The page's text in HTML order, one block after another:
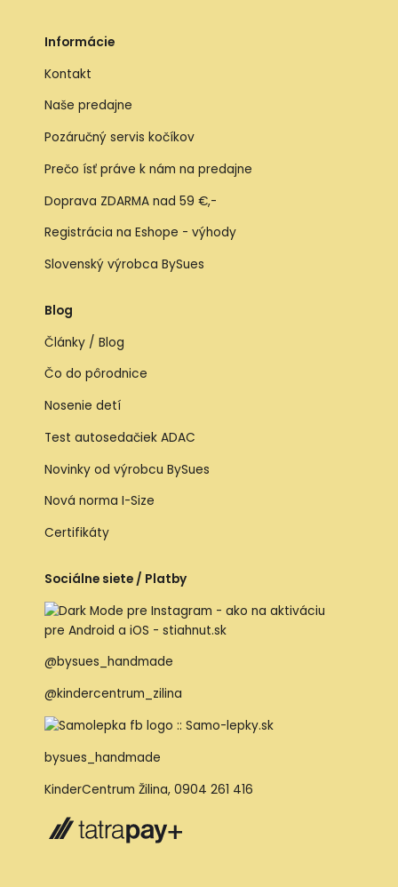
Informácie
Kontakt
Naše predajne
Pozáručný servis kočíkov
Prečo ísť práve k nám na predajne
Doprava ZDARMA nad 59 €,-
Registrácia na Eshope - výhody
Slovenský výrobca BySues
Blog
Články / Blog
Čo do pôrodnice
Nosenie detí
Test autosedačiek ADAC
Novinky od výrobcu BySues
Nová norma I-Size
Certifikáty
Sociálne siete / Platby
@bysues_handmade
@kindercentrum_zilina
bysues_handmade
KinderCentrum Žilina, 0904 261 416